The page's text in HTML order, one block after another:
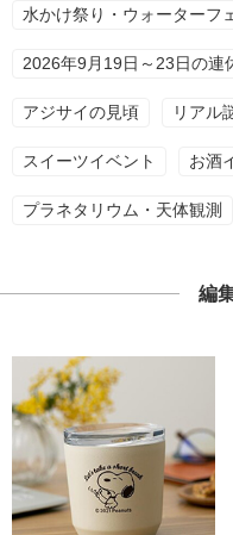
水かけ祭り・ウォーターフ
2026年9月19日～23日の連
アジサイの見頃 リアル
スイーツイベント お酒
プラネタリウム・天体観測
編